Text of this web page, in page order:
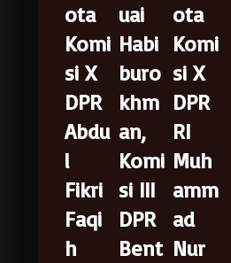
ota
Komi
si X
DPR
Abdu
l
Fikri
Faqi
h
uai
Habi
buro
khm
an,
Komi
si III
DPR
Bent
ota
Komi
si X
DPR
RI
Muh
amm
ad
Nur